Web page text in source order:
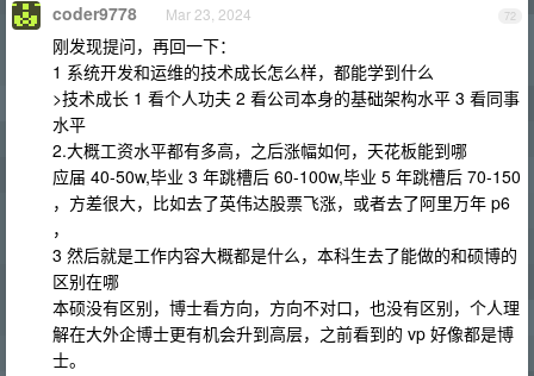
72
coder9778 Mar 23, 2024
刚发现提问，再回一下：
1 系统开发和运维的技术成长怎么样，都能学到什么
>技术成长 1 看个人功夫 2 看公司本身的基础架构水平 3 看同事
水平
2.大概工资水平都有多高，之后涨幅如何，天花板能到哪
应届 40-50w,毕业 3 年跳槽后 60-100w,毕业 5 年跳槽后 70-150
，方差很大，比如去了英伟达股票飞涨，或者去了阿里万年 p6
，
3 然后就是工作内容大概都是什么，本科生去了能做的和硕博的
区别在哪
本硕没有区别，博士看方向，方向不对口，也没有区别，个人理
解在大外企博士更有机会升到高层，之前看到的 vp 好像都是博
士。